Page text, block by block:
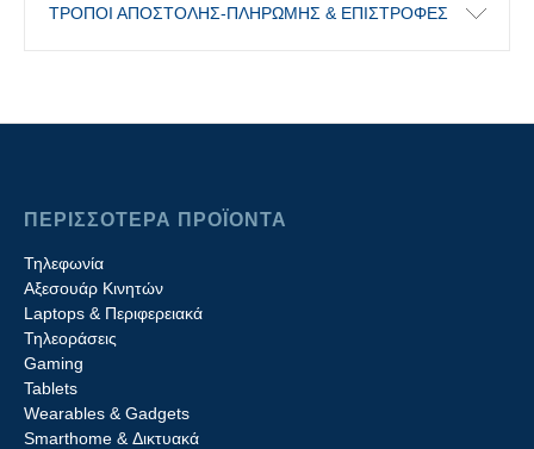
ΤΡΟΠΟΙ ΑΠΟΣΤΟΛΗΣ-ΠΛΗΡΩΜΗΣ & ΕΠΙΣΤΡΟΦΕΣ
ΠΕΡΙΣΣΟΤΕΡΑ ΠΡΟΪΟΝΤΑ
Τηλεφωνία
Αξεσουάρ Κινητών
Laptops & Περιφερειακά
Τηλεοράσεις
Gaming
Tablets
Wearables & Gadgets
Smarthome & Δικτυακά